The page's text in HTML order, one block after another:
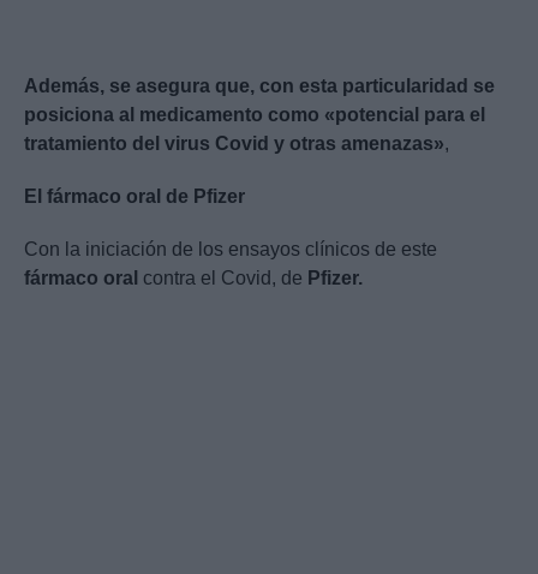
Además, se asegura que, con esta particularidad se
posiciona al medicamento como «potencial para el
tratamiento del virus Covid y otras amenazas»,
El fármaco oral de Pfizer
Con la iniciación de los ensayos clínicos de este
fármaco oral contra el Covid, de Pfizer.